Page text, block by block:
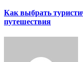
Как выбрать
путешествия